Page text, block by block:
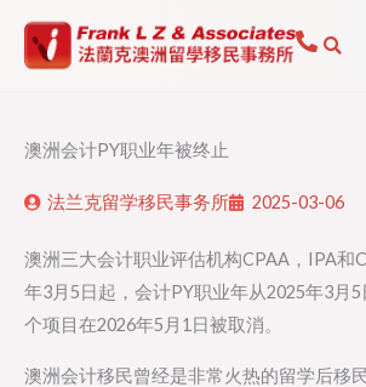
澳洲会计PY职业年被终止
法兰克留学移民事务所 2025-03-06
澳洲三大会计职业评估机构CPAA，IPA和
年3月5日起，会计PY职业年从2025年3月
个项目在2026年5月1日被取消。
澳洲会计移民曾经是非常火热的留学后移